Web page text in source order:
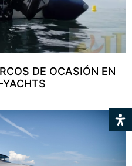
DE OCASIÓN EN
YACHTS